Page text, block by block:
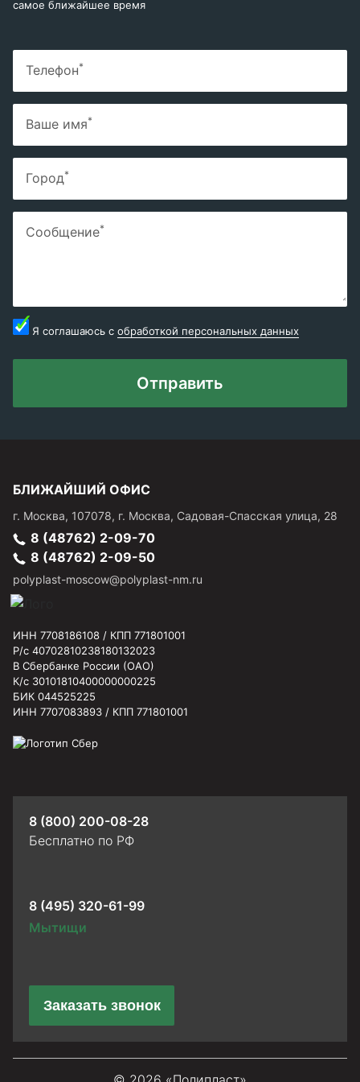
самое ближайшее время
Телефон*
Ваше имя*
Город*
Сообщение*
Я соглашаюсь с обработкой персональных данных
Отправить
БЛИЖАЙШИЙ ОФИС
г. Москва, 107078, г. Москва, Садовая-Спасская улица, 28
8 (48762) 2-09-70
8 (48762) 2-09-50
polyplast-moscow@polyplast-nm.ru
ИНН 7708186108 / КПП 771801001
Р/с 40702810238180132023
В Сбербанке России (ОАО)
К/с 30101810400000000225
БИК 044525225
ИНН 7707083893 / КПП 771801001
8 (800) 200-08-28
Бесплатно по РФ
8 (495) 320-61-99
Мытищи
Заказать звонок